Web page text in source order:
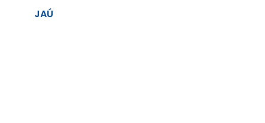
JAÚ